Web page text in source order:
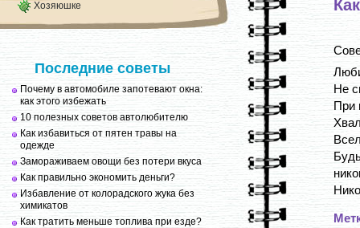
Хозяюшке
Последние советы
Почему в автомобиле запотевают окна:
как этого избежать
10 полезных советов автолюбителю
Как избавиться от пятен травы на
одежде
Замораживаем овощи без потери вкуса
Как правильно экономить деньги?
Избавление от колорадского жука без
химикатов
Как тратить меньше топлива при езде?
Не
При